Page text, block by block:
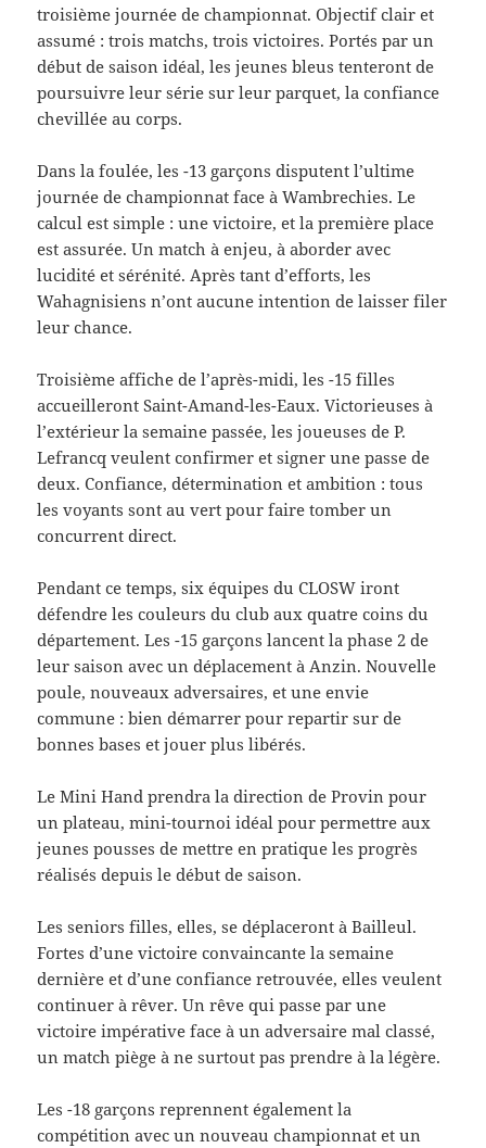
troisième journée de championnat. Objectif clair et
assumé : trois matchs, trois victoires. Portés par un
début de saison idéal, les jeunes bleus tenteront de
poursuivre leur série sur leur parquet, la confiance
chevillée au corps.
Dans la foulée, les -13 garçons disputent l’ultime
journée de championnat face à Wambrechies. Le
calcul est simple : une victoire, et la première place
est assurée. Un match à enjeu, à aborder avec
lucidité et sérénité. Après tant d’efforts, les
Wahagnisiens n’ont aucune intention de laisser filer
leur chance.
Troisième affiche de l’après-midi, les -15 filles
accueilleront Saint-Amand-les-Eaux. Victorieuses à
l’extérieur la semaine passée, les joueuses de P.
Lefrancq veulent confirmer et signer une passe de
deux. Confiance, détermination et ambition : tous
les voyants sont au vert pour faire tomber un
concurrent direct.
Pendant ce temps, six équipes du CLOSW iront
défendre les couleurs du club aux quatre coins du
département. Les -15 garçons lancent la phase 2 de
leur saison avec un déplacement à Anzin. Nouvelle
poule, nouveaux adversaires, et une envie
commune : bien démarrer pour repartir sur de
bonnes bases et jouer plus libérés.
Le Mini Hand prendra la direction de Provin pour
un plateau, mini-tournoi idéal pour permettre aux
jeunes pousses de mettre en pratique les progrès
réalisés depuis le début de saison.
Les seniors filles, elles, se déplaceront à Bailleul.
Fortes d’une victoire convaincante la semaine
dernière et d’une confiance retrouvée, elles veulent
continuer à rêver. Un rêve qui passe par une
victoire impérative face à un adversaire mal classé,
un match piège à ne surtout pas prendre à la légère.
Les -18 garçons reprennent également la
compétition avec un nouveau championnat et un